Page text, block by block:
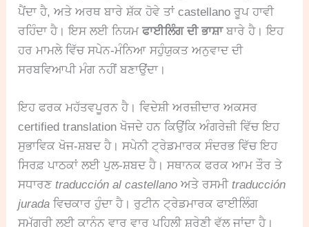
ਪੈਂਦਾ ਹੈ, ਅਤੇ ਅਰਥ ਬਾਰੇ ਸ਼ੱਕ ਹੋਵੇ ਤਾਂ castellano ਰੂਪ ਹਾਵੀ
ਰਹਿੰਦਾ ਹੈ। ਇਸ ਲਈ ਨਿਯਮਫਾਈਲਿੰਗ ਦੀ ਭਾਸ਼ਾਬਾਰੇ ਹੈ। ਇਹ
ਹਰ ਮਾਮਲੇ ਵਿੱਚ ਸਪੇਨ-ਮੰਨਿਆ ਸਹੁੰਯੁਕਤ ਅਨੁਵਾਦ ਦੀ
ਸਰਬਵਿਆਪੀ ਮੰਗ ਨਹੀਂ ਬਣਾਉਂਦਾ।
ਇਹ ਫਰਕ ਮਹੱਤਵਪੂਰਨ ਹੈ। ਵਿਦੇਸ਼ੀ ਅਰਜ਼ੀਦਾਰ ਅਕਸਰ
certified translation ਖੋਜਦੇ ਹਨ ਕਿਉਂਕਿ ਅੰਗਰੇਜ਼ੀ ਵਿੱਚ ਇਹ
ਸੁਭਾਵਿਕ ਖੋਜ-ਸ਼ਬਦ ਹੈ। ਸਪੇਨੀ ਟ੍ਰੇਡਮਾਰਕ ਸੰਦਰਭ ਵਿੱਚ ਇਹ
ਸਿਰਫ਼ ਪਾਠਕਾਂ ਲਈ ਪੁਲ-ਸ਼ਬਦ ਹੈ। ਸਥਾਨਕ ਫਰਕ ਆਮ ਤੌਰ ਤੇ
ਸਧਾਰਣtraducción al castellano ਅਤੇ ਰਸਮੀtraducción
jurada ਵਿਚਕਾਰ ਹੁੰਦਾ ਹੈ। ਰੁਟੀਨ ਟ੍ਰੇਡਮਾਰਕ ਫਾਈਲਿੰਗ
ਸਮੱਗਰੀ ਲਈ ਕਾਨੂੰਨ ਵਾਰ ਵਾਰ ਪਹਿਲੀ ਸ਼੍ਰੇਣੀ ਵੱਲ ਜਾਂਦਾ ਹੈ।